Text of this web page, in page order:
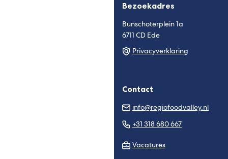
Bezoekadres
Bunschoterplein 1a
6711 CD Ede
Privacyverklaring
Contact
info@regiofoodvalley.nl
+31 318 680 667(Verwijst
Vacatures